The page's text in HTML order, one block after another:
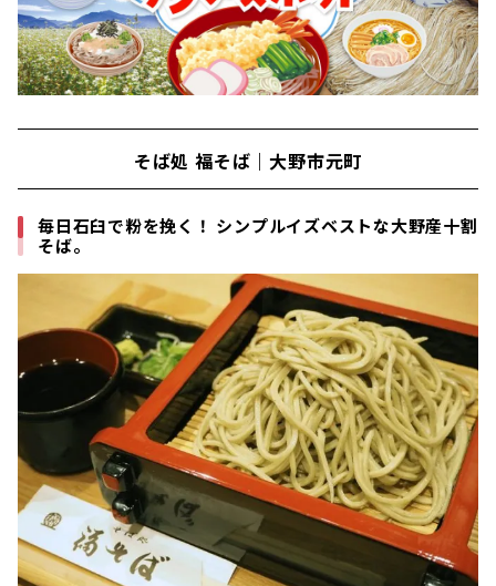
そば処 福そば｜大野市元町
毎日石臼で粉を挽く！ シンプルイズベストな大野産十割
そば。